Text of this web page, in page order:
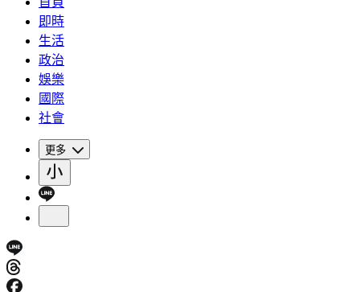
即時
生活
政治
娛樂
國際
社會
更多